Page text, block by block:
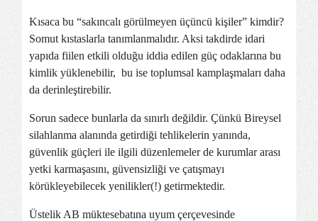
Kısaca bu “sakıncalı görülmeyen üçüncü kişiler” kimdir?
Somut kıstaslarla tanımlanmalıdır. Aksi takdirde idari
yapıda fiilen etkili olduğu iddia edilen güç odaklarına bu
kimlik yüklenebilir, bu ise toplumsal kamplaşmaları daha
da derinleştirebilir.
Sorun sadece bunlarla da sınırlı değildir. Çünkü Bireysel
silahlanma alanında getirdiği tehlikelerin yanında,
güvenlik güçleri ile ilgili düzenlemeler de kurumlar arası
yetki karmaşasını, güvensizliği ve çatışmayı
körükleyebilecek yenilikler(!) getirmektedir.
Üstelik AB müktesebatına uyum çerçevesinde